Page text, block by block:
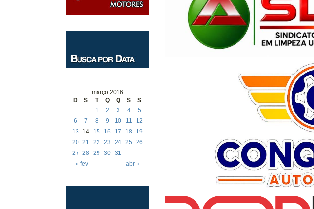
março 2016
D
S T Q Q S S
« fev abr »
1 2 3 4
5
6
7 8 9 10 11
12
13
14 15 16 17 18
19
20 21 22 23 24 25
26
27 28 29 30 31